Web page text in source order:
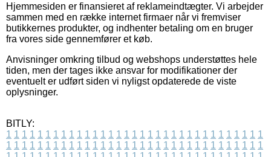
Hjemmesiden er finansieret af reklameindtægter. Vi arbejder
sammen med en række internet firmaer når vi fremviser
butikkernes produkter, og indhenter betaling om en bruger
fra vores side gennemfører et køb.
Anvisninger omkring tilbud og webshops understøttes hele
tiden, men der tages ikke ansvar for modifikationer der
eventuelt er udført siden vi nyligst opdaterede de viste
oplysninger.
BITLY:
1 1 1 1 1 1 1 1 1 1 1 1 1 1 1 1 1 1 1 1 1 1 1 1 1 1 1 1 1 1 1 1 1
1 1 1 1 1 1 1 1 1 1 1 1 1 1 1 1 1 1 1 1 1 1 1 1 1 1 1 1 1 1 1 1 1